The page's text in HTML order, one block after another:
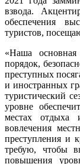
взвода.
обеспечения
туристов,
«Наша
порядок,
преступных
и иностранных
туристический
уровне
местах отдыха
вовлечения
преступления и
требую, чтобы
повышения